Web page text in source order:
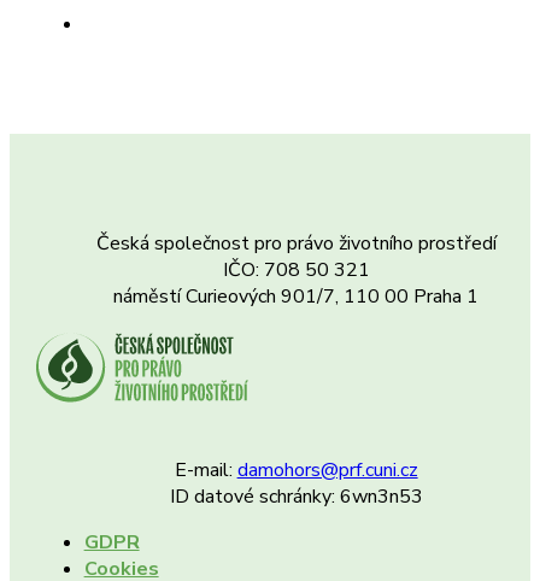
Česká společnost pro právo životního prostředí
IČO: 708 50 321
náměstí Curieových 901/7, 110 00 Praha 1
E-mail: damohors@prf.cuni.cz
ID datové schránky: 6wn3n53
GDPR
Cookies